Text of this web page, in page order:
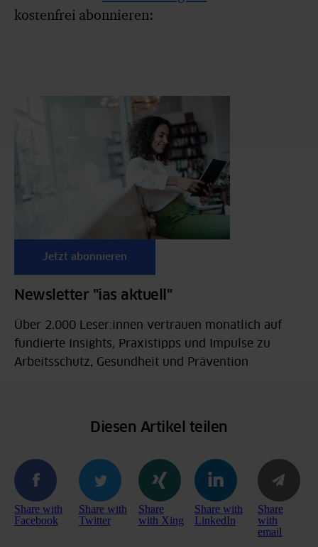
kostenfrei abonnieren:
Jetzt abonnieren
Newsletter "ias aktuell"
Über 2.000 Leser:innen vertrauen monatlich auf
fundierte Insights, Praxistipps und Impulse zu
Arbeitsschutz, Gesundheit und Prävention
Diesen Artikel teilen
Share with
Facebook
Share with
Twitter
Share
with Xing
Share with
LinkedIn
Share
with
email